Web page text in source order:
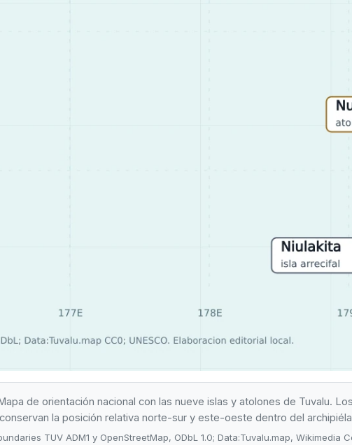
de orientación nacional con las nueve islas y atolones de Tuvalu.
la posición relativa norte-sur y este-oeste dentro del
TUV ADM1 y OpenStreetMap, ODbL 1.0; Data:Tuvalu.map, Wikimedia